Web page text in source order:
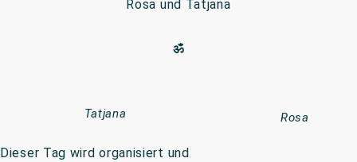
Rosa und Tatjana
ॐ
Rosa
Tatjana
Dieser Tag wird organisiert und